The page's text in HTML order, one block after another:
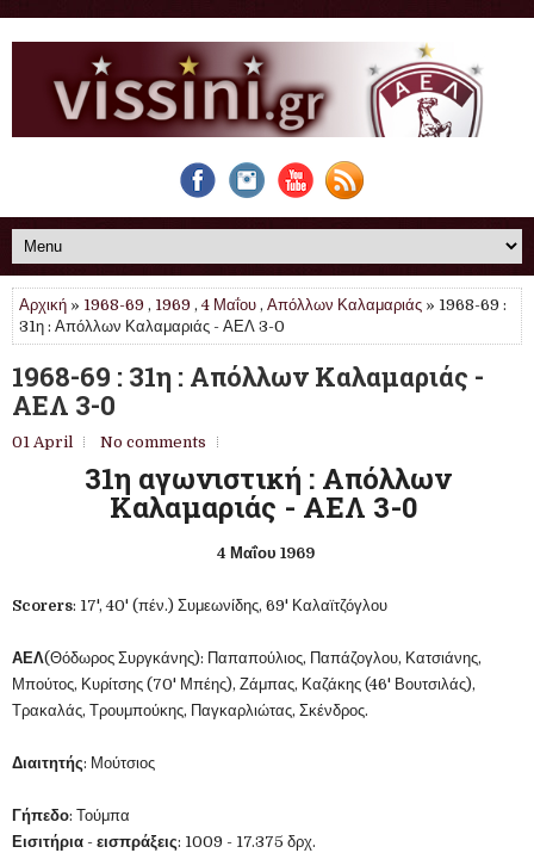
Αρχική » 1968-69 , 1969 ,4 Μαΐου , Απόλλων Καλαμαριάς » 1968-69 :
31η : Απόλλων Καλαμαριάς - ΑΕΛ 3-0
1968-69 : 31η : Απόλλων Καλαμαριάς -
ΑΕΛ 3-0
01 April No comments
31η αγωνιστική : Απόλλων
Καλαμαριάς - ΑΕΛ 3-0
4 Μαΐου 1969
Scorers: 17', 40' (πέν.) Συμεωνίδης, 69' Καλαϊτζόγλου
ΑΕΛ(Θόδωρος Συργκάνης): Παπαπούλιος, Παπάζογλου, Κατσιάνης,
Μπούτος, Κυρίτσης (70' Μπέης), Ζάμπας, Καζάκης (46' Βουτσιλάς),
Τρακαλάς, Τρουμπούκης, Παγκαρλιώτας, Σκένδρος.
Διαιτητής: Μούτσιος
Γήπεδο: Τούμπα
Εισιτήρια - εισπράξεις: 1009 - 17.375 δρχ.